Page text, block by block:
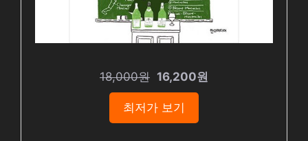
18,000원 16,200원
최저가 보기